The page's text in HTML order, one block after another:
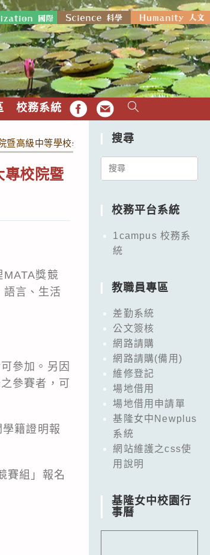
校務系統 FB EMAIL
高級中等學校學生原住民族主題影音及拍片企
專校院暨
獎競
言、生活
參加。另因
參賽者，可
籍證明報
賽組」報名
搜尋
Search
校務平台系統
1campus 校務系
統
教職員專區
差勤系統
公文簽核
網路請購
網路請購(備用)
維修登記
場地借用
場地借用申請單
基隆女中Newplus
系統
網站維護之css使
用說明
基隆女中校園行
事曆